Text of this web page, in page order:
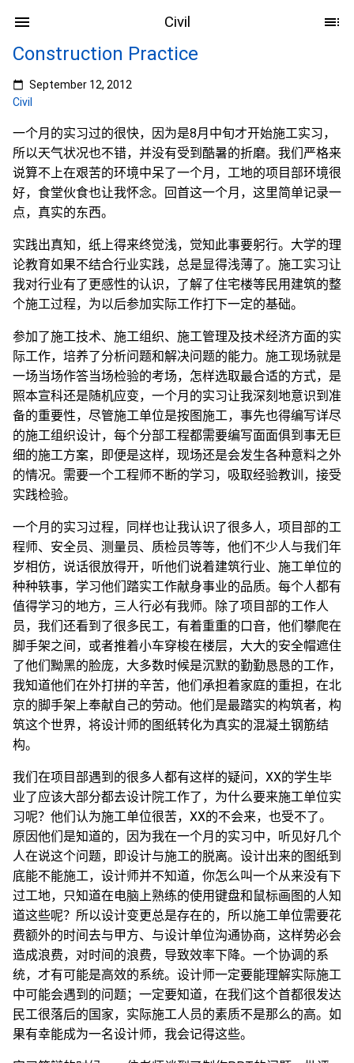
Civil
Construction Practice
September 12, 2012
Civil
一个月的实习过的很快，因为是8月中旬才开始施工实习，
所以天气状况也不错，并没有受到酷暑的折磨。我们严格来
说算不上在艰苦的环境中呆了一个月，工地的项目部环境很
好，食堂伙食也让我怀念。回首这一个月，这里简单记录一
点，真实的东西。
实践出真知，纸上得来终觉浅，觉知此事要躬行。大学的理
论教育如果不结合行业实践，总是显得浅薄了。施工实习让
我对行业有了更感性的认识，了解了住宅楼等民用建筑的整
个施工过程，为以后参加实际工作打下一定的基础。
参加了施工技术、施工组织、施工管理及技术经济方面的实
际工作，培养了分析问题和解决问题的能力。施工现场就是
一场当场作答当场检验的考场，怎样选取最合适的方式，是
照本宣科还是随机应变，一个月的实习让我深刻地意识到准
备的重要性，尽管施工单位是按图施工，事先也得编写详尽
的施工组织设计，每个分部工程都需要编写面面俱到事无巨
细的施工方案，即便是这样，现场还是会发生各种意料之外
的情况。需要一个工程师不断的学习，吸取经验教训，接受
实践检验。
一个月的实习过程，同样也让我认识了很多人，项目部的工
程师、安全员、测量员、质检员等等，他们不少人与我们年
岁相仿，说话很放得开，听他们说着建筑行业、施工单位的
种种轶事，学习他们踏实工作献身事业的品质。每个人都有
值得学习的地方，三人行必有我师。除了项目部的工作人
员，我们还看到了很多民工，有着重重的口音，他们攀爬在
脚手架之间，或者推着小车穿梭在楼层，大大的安全帽遮住
了他们黝黑的脸庞，大多数时候是沉默的勤勤恳恳的工作，
我知道他们在外打拼的辛苦，他们承担着家庭的重担，在北
京的脚手架上奉献自己的劳动。他们是最踏实的构筑者，构
筑这个世界，将设计师的图纸转化为真实的混凝土钢筋结
构。
我们在项目部遇到的很多人都有这样的疑问，XX的学生毕
业了应该大部分都去设计院工作了，为什么要来施工单位实
习呢？他们认为施工单位很苦，XX的不会来，也受不了。
原因他们是知道的，因为我在一个月的实习中，听见好几个
人在说这个问题，即设计与施工的脱离。设计出来的图纸到
底能不能施工，设计师并不知道，你怎么叫一个从来没有下
过工地，只知道在电脑上熟练的使用键盘和鼠标画图的人知
道这些呢？所以设计变更总是存在的，所以施工单位需要花
费额外的时间去与甲方、与设计单位沟通协商，这样势必会
造成浪费，对时间的浪费，导致效率下降。一个协调的系
统，才有可能是高效的系统。设计师一定要能理解实际施工
中可能会遇到的问题；一定要知道，在我们这个首都很发达
民工很落后的国家，实际施工人员的素质不是那么的高。如
果有幸能成为一名设计师，我会记得这些。